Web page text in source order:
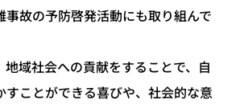
事故の予防啓発活動にも取り組んで
域社会への貢献をすることで、自
すことができる喜びや、社会的な意